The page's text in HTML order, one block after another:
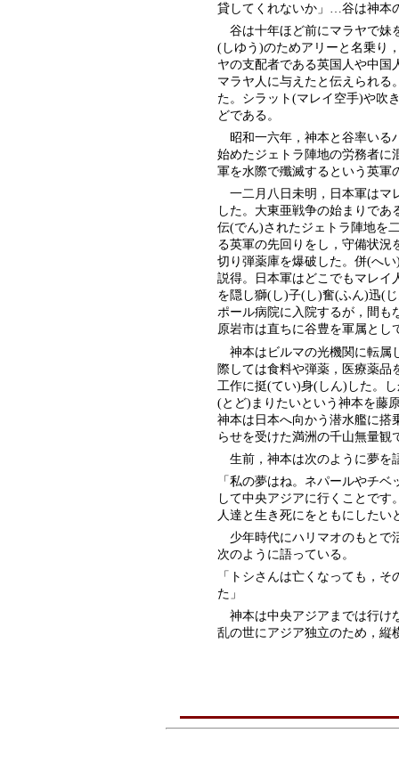
貸してくれないか」…谷は神本
谷は十年ほど前にマラヤで妹
(しゆう)のためアリーと名乗り
ヤの支配者である英国人や中国
マラヤ人に与えたと伝えられる
た。シラット(マレイ空手)や吹
どである。
昭和一六年，神本と谷率いる
始めたジェトラ陣地の労務者に
軍を水際で殲滅するという英軍
一二月八日未明，日本軍はマ
した。大東亜戦争の始まりで
伝(でん)されたジェトラ陣地を
る英軍の先回りをし，守備状
切り弾薬庫を爆破した。併(へ
説得。日本軍はどこでもマレイ
を隠し獅(し)子(し)奮(ふん)迅(
ポール病院に入院するが，間も
原岩市は直ちに谷豊を軍属とし
神本はビルマの光機関に転属
際しては食料や弾薬，医療薬品
工作に挺(てい)身(しん)した。
(とど)まりたいという神本を藤
神本は日本へ向かう潜水艦に搭
らせを受けた満洲の千山無量
生前，神本は次のように夢を
「私の夢はね。ネパールやチ
して中央アジアに行くことで
人達と生き死にをともにしたい
少年時代にハリマオのもとで
次のように語っている。
「トシさんは亡くなっても，
た」
神本は中央アジアまでは行け
乱の世にアジア独立のため，縦